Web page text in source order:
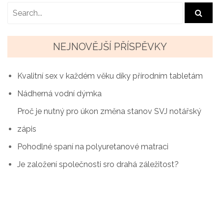
NEJNOVĚJŠÍ PŘÍSPĚVKY
Kvalitní sex v každém věku díky přírodním tabletám
Nádherná vodní dýmka
Proč je nutný pro úkon změna stanov SVJ notářský
zápis
Pohodlné spaní na polyuretanové matraci
Je založení společnosti sro drahá záležitost?